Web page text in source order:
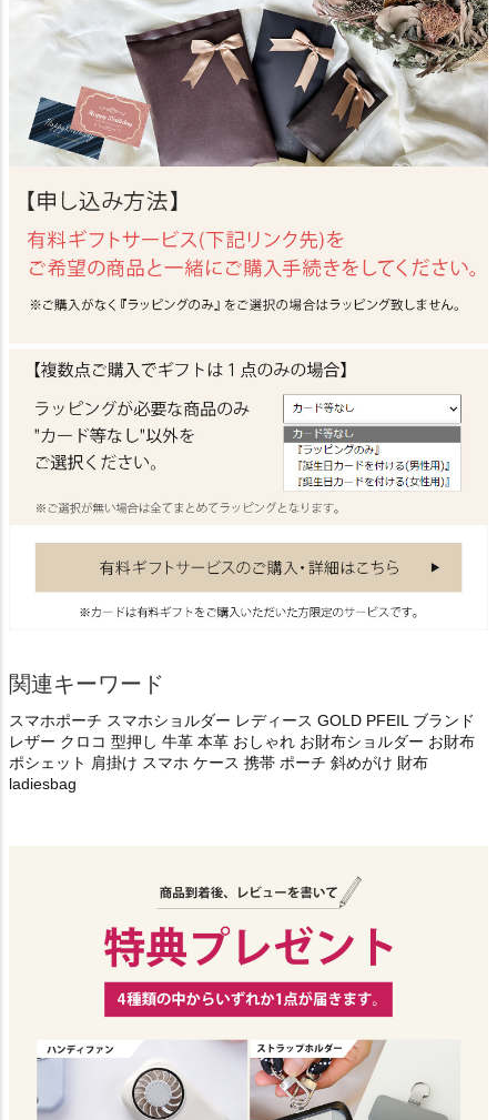
関連キーワード
スマホポーチ スマホショルダー レディース GOLD PFEIL ブランド
レザー クロコ 型押し 牛革 本革 おしゃれ お財布ショルダー お財布
ポシェット 肩掛け スマホ ケース 携帯 ポーチ 斜めがけ 財布
ladiesbag